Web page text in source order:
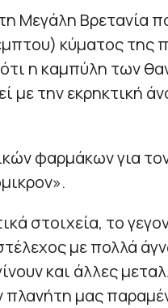
Μεγάλη Βρετανία
κύματος της
η καμπύλη των
με την εκρηκτική
φαρμάκων για
στοιχεία, το
με πολλά
και άλλες
μας